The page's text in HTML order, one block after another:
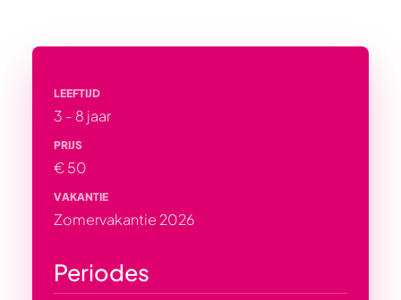
LEEFTIJD
3 - 8 jaar
PRIJS
€ 50
VAKANTIE
Zomervakantie 2026
Periodes